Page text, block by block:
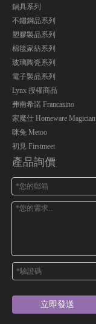
鍋具系列
不鏽鋼品系列
塑膠製品系列
棉毯家紡系列
玻璃陶瓷系列
電子製品系列
Lynx 授權商品
弗南希諾 Francasino
家魔仕 Homeware Magician
咪兔 Metoo
初見 Firstmeet
產品詢價
立即發送